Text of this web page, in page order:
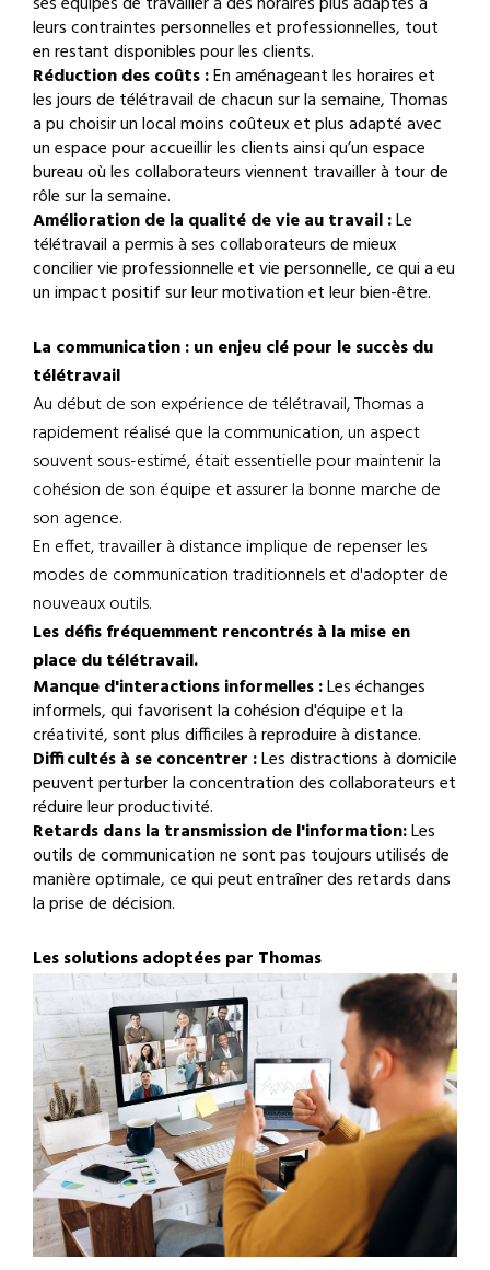
leurs contraintes personnelles et professionnelles, tout
en restant disponibles pour les clients.
Réduction des coûts :En aménageant les horaires et
les jours de télétravail de chacun sur la semaine, Thomas
a pu choisir un local moins coûteux et plus adapté avec
un espace pour accueillir les clients ainsi qu’un espace
bureau où les collaborateurs viennent travailler à tour de
rôle sur la semaine.
Amélioration de la qualité de vie au travail :Le
télétravail a permis à ses collaborateurs de mieux
concilier vie professionnelle et vie personnelle, ce qui a eu
un impact positif sur leur motivation et leur bien-être.
La communication : un enjeu clé pour le succès du
télétravail
Au début de son expérience de télétravail, Thomas a
rapidement réalisé que la communication, un aspect
souvent sous-estimé, était essentielle pour maintenir la
cohésion de son équipe et assurer la bonne marche de
son agence.
En effet, travailler à distance implique de repenser les
modes de communication traditionnels et d'adopter de
nouveaux outils.
Les défis fréquemment rencontrés à la mise en
place du télétravail.
Manque d'interactions informelles :Les échanges
informels, qui favorisent la cohésion d'équipe et la
créativité, sont plus difficiles à reproduire à distance.
Difficultés à se concentrer :Les distractions à domicile
peuvent perturber la concentration des collaborateurs et
réduire leur productivité.
Retards dans la transmission de l'information:Les
outils de communication ne sont pas toujours utilisés de
manière optimale, ce qui peut entraîner des retards dans
la prise de décision.
Les solutions adoptées par Thomas